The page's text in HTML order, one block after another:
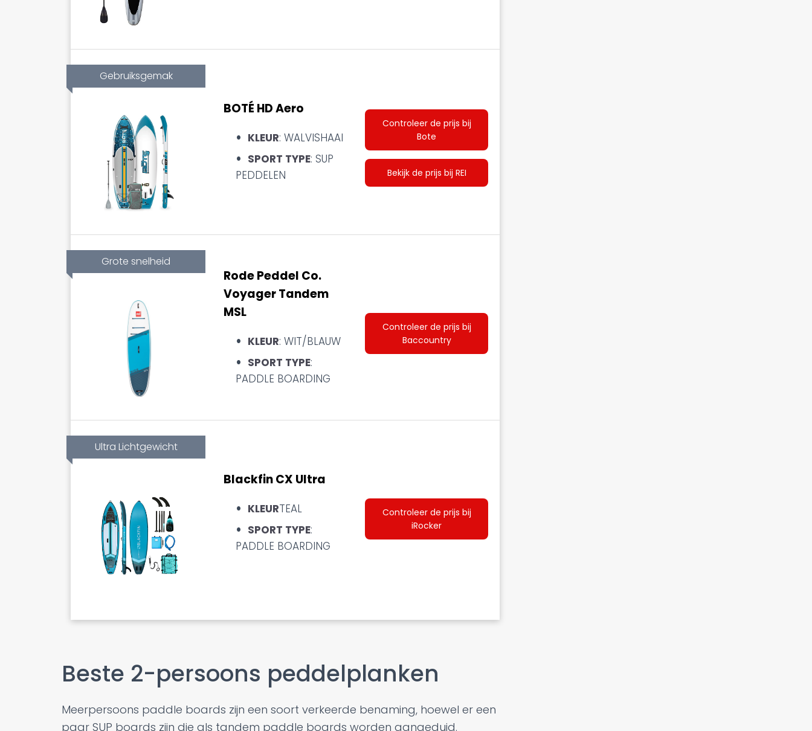
Gebruiksgemak
BOTÉ HD Aero
KLEUR: WALVISHAAI
SPORT TYPE: SUP
PEDDELEN
Controleer de prijs bij
Bote
Bekijk de prijs bij REI
Grote snelheid
Rode Peddel Co.
Voyager Tandem
MSL
KLEUR: WIT/BLAUW
SPORT TYPE:
PADDLE BOARDING
Controleer de prijs bij
Baccountry
Ultra Lichtgewicht
Blackfin CX Ultra
KLEURTEAL
SPORT TYPE:
PADDLE BOARDING
Controleer de prijs bij
iRocker
Beste 2-persoons peddelplanken
Meerpersoons paddle boards zijn een soort verkeerde benaming, hoewel er een
paar SUP boards zijn die als tandem paddle boards worden aangeduid.